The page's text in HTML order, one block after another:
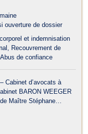
ouverture de dossier
et indemnisation
Recouvrement de
Abus de confiance
Cabinet d’avocats à
BARON WEEGER
Maître Stéphane
leurs clients,
larg...